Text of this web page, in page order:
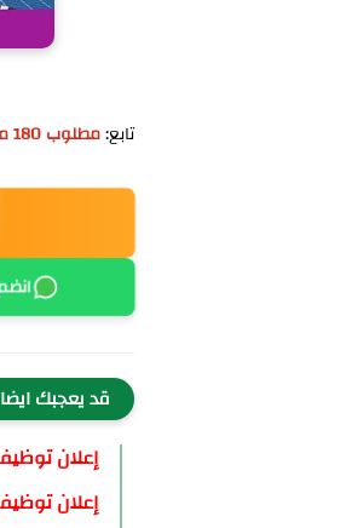
تابع:مطلوب 180 موظفاً في التسيير الإداري - توظيف فوري
قد يعجبك ايضا
إعلان
إعلان